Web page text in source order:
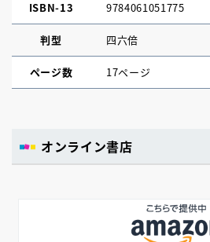
ISBN-13 9784061051775
判型 四六倍
ページ数 17ページ
オンライン書店